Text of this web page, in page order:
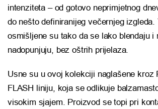
intenziteta – od gotovo neprimjetnog
do nešto definiranijeg večernjeg izgleda.
osmišljene su tako da se lako blendaju i
nadopunjuju, bez oštrih prijelaza.
Usne su u ovoj kolekciji naglašene kroz
FLASH liniju, koja se odlikuje
visokim sjajem. Proizvod se topi pri